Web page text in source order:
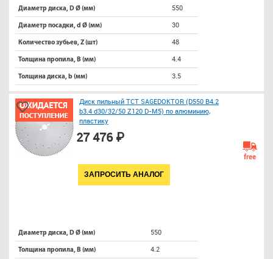
Диаметр диска, D Ø (мм) 550
Диаметр посадки, d Ø (мм) 30
Количество зубьев, Z (шт) 48
Толщина пропила, B (мм) 4.4
Толщина диска, b (мм) 3.5
Диск пильный TCT SAGEDOKTOR (D550 B4.2
b3.4 d30/32/50 Z120 D-M5) по алюминию,
пластику
27 476 ₽
ЗАПРОСИТЬ АНАЛОГ
free
Диаметр диска, D Ø (мм) 550
Толщина пропила, B (мм) 4.2